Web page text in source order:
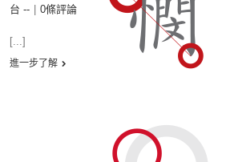
台 --
0條評論
[...]
進一步了解